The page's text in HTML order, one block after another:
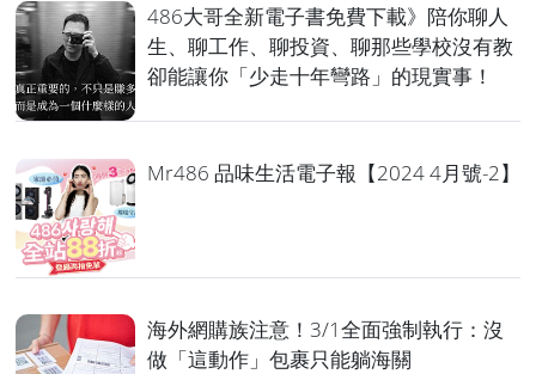
486大哥全新電子書免費下載》陪你聊人
生、聊工作、聊投資、聊那些學校沒有教
卻能讓你「少走十年彎路」的現實事！
Mr486 品味生活電子報【2024 4月號-2】
海外網購族注意！3/1全面強制執行：沒
做「這動作」包裹只能躺海關